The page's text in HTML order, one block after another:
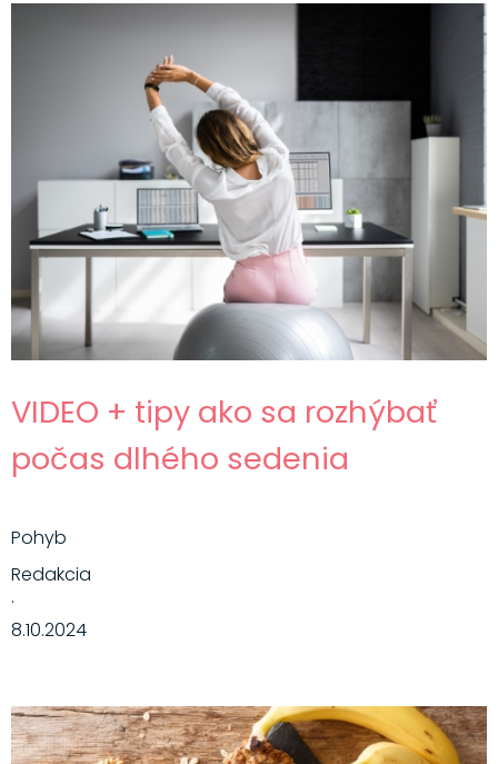
VIDEO + tipy ako sa rozhýbať
počas dlhého sedenia
Pohyb
Redakcia
·
8.10.2024